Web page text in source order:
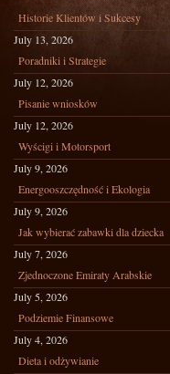
Historie Klientów i Sukcesy
July 13, 2026
Poradniki i Strategie
July 12, 2026
Pisanie wniosków
July 12, 2026
Wyścigi i Motorsport
July 9, 2026
Energooszczędność i Ekologia
July 9, 2026
Jak wybierać zabawki dla dziecka
July 7, 2026
Zjednoczone Emiraty Arabskie
July 5, 2026
Podziemie Finansowe
July 4, 2026
Dieta i odżywianie